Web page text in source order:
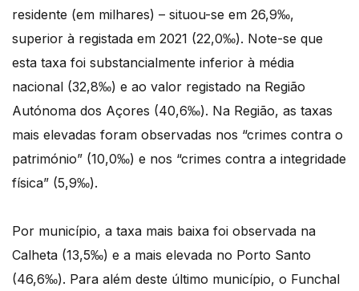
residente (em milhares) – situou-se em 26,9‰,
superior à registada em 2021 (22,0‰). Note-se que
esta taxa foi substancialmente inferior à média
nacional (32,8‰) e ao valor registado na Região
Autónoma dos Açores (40,6‰). Na Região, as taxas
mais elevadas foram observadas nos “crimes contra o
património” (10,0‰) e nos “crimes contra a integridade
física” (5,9‰).
Por município, a taxa mais baixa foi observada na
Calheta (13,5‰) e a mais elevada no Porto Santo
(46,6‰). Para além deste último município, o Funchal